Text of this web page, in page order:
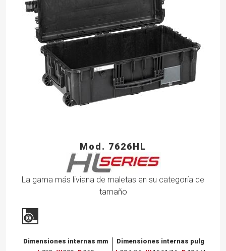
Mod. 7626HL
La gama más liviana de maletas en su categoría de
tamaño
Dimensiones internas mm
Dimensiones internas pulg